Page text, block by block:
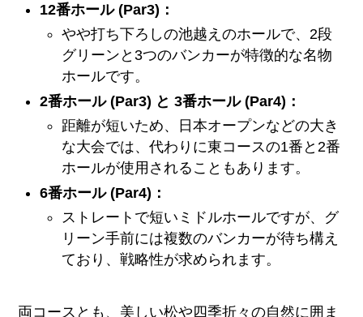
12番ホール (Par3)：
やや打ち下ろしの池越えのホールで、2段
グリーンと3つのバンカーが特徴的な名物
ホールです。
2番ホール (Par3) と 3番ホール (Par4)：
距離が短いため、日本オープンなどの大き
な大会では、代わりに東コースの1番と2番
ホールが使用されることもあります。
6番ホール (Par4)：
ストレートで短いミドルホールですが、グ
リーン手前には複数のバンカーが待ち構え
ており、戦略性が求められます。
両コースとも、美しい松や四季折々の自然に囲ま